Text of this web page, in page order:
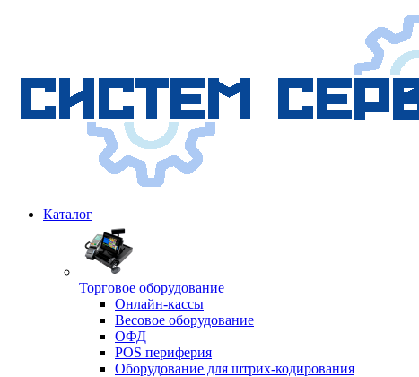
Каталог
Торговое оборудование
Онлайн-кассы
Весовое оборудование
ОФД
POS периферия
Оборудование для штрих-кодирования